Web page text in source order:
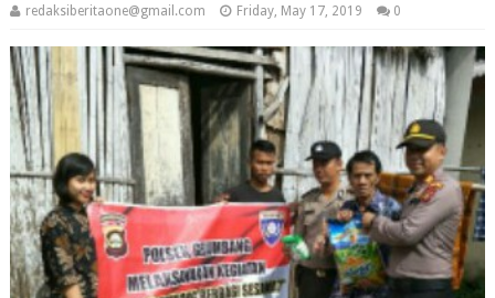
redaksiberitaone@gmail.com Friday, May 17, 2019 0